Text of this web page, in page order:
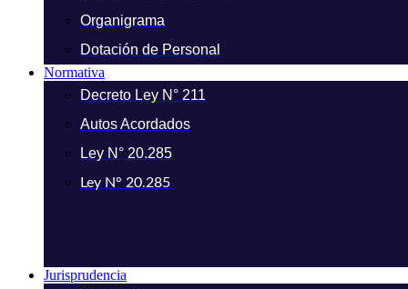
Organigrama
Dotación de Personal
Normativa
Decreto Ley N° 211
Autos Acordados
Ley N° 20.285
Ley N° 20.285
Jurisprudencia